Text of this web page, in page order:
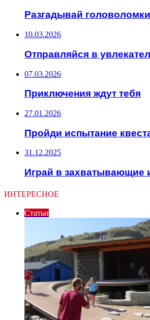
Разгадывай
10.03.2026
Отправляйся в
07.03.2026
Приключения ждут тебя
27.01.2026
Пройди испытание
31.12.2025
Играй в захватывающие
ИНТЕРЕСНОЕ
Статьи